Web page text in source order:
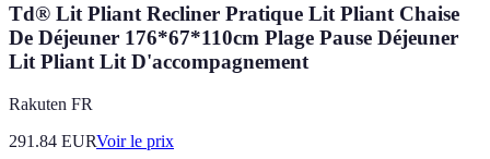
Td® Lit Pliant Recliner Pratique Lit Pliant Chaise
De Déjeuner 176*67*110cm Plage Pause Déjeuner
Lit Pliant Lit D'accompagnement
Rakuten FR
291.84 EURVoir le prix